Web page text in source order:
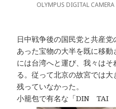
OLYMPUS DIGITAL CAMERA
日中戦争後の国民党と共産
あった宝物の大半を既に移
には台湾へと運び、我々は
る。従って北京の故宮では
残っていなかった。
小籠包で有名な「DIN TAI